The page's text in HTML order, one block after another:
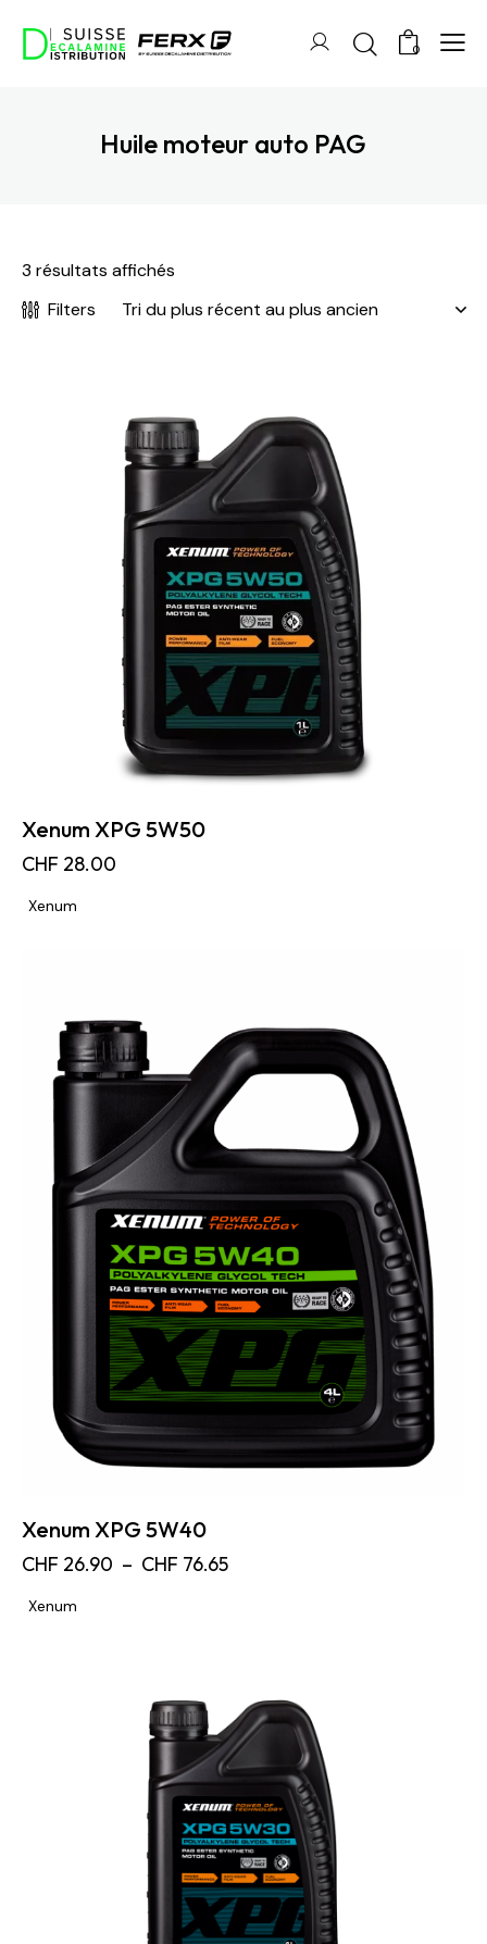
0
Huile moteur auto PAG
3 résultats affichés
Filters
Xenum XPG 5W50
CHF 28.00
Xenum
Xenum XPG 5W40
CHF 26.90 – CHF 76.65
Xenum